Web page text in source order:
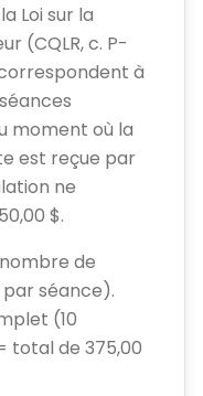
Loi sur la
(CQLR, c. P-
à
moment où la
est reçue par
ne
$.
de
séance).
(10
total de 375,00